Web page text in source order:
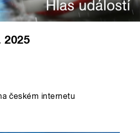
2025
českém internetu